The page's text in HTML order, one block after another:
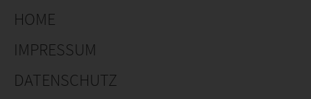
HOME
IMPRESSUM
DATENSCHUTZ